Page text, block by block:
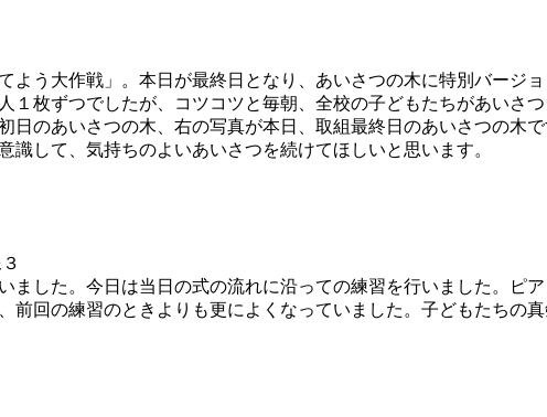
う大作戦」。本日が最終日となり、あいさつの木に特別バージ
枚ずつでしたが、コツコツと毎朝、全校の子どもたちがあいさ
日のあいさつの木、右の写真が本日、取組最終日のあいさつの木
して、気持ちのよいあいさつを続けてほしいと思います。
した。今日は当日の式の流れに沿っての練習を行いました。ピ
前回の練習のときよりも更によくなっていました。子どもたちの